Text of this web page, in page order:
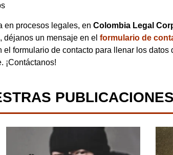
en procesos legales, en Colombia Legal
, déjanos un mensaje en el formulario de
formulario de contacto para llenar los datos
¡Contáctanos!